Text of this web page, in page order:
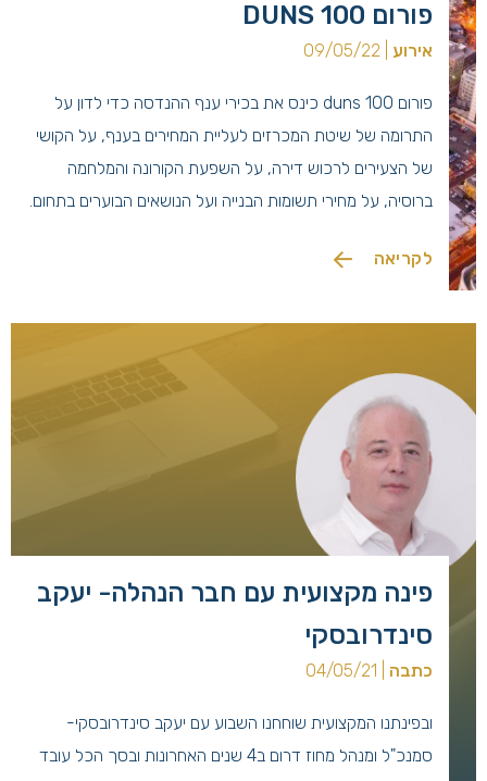
פורום DUNS 100
אירוע
פורום duns 100 כינס את בכירי ענף ההנדסה כדי לדון על
התרומה של שיטת המכרזים לעליית המחירים בענף, על הקושי
של הצעירים לרכוש דירה, על השפעת הקורונה והמלחמה
ברוסיה, על מחירי תשומות הבנייה ועל הנושאים הבוערים בתחום.
לקריאה
פינה מקצועית עם חבר הנהלה- יעקב
סינדרובסקי
כתבה
ובפינתנו המקצועית שוחחנו השבוע עם יעקב סינדרובסקי-
סמנכ"ל ומנהל מחוז דרום ב4 שנים האחרונות ובסך הכל עובד